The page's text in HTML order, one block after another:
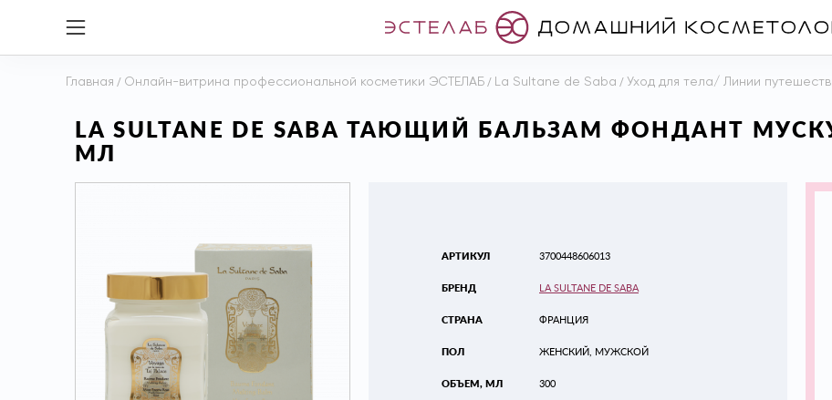
Главная / Онлайн-витрина профессиональной косметики ЭСТЕЛАБ / La Sultane de Saba / Уход для тела/ Линии
LA SULTANE DE SABA ТАЮЩИЙ БАЛЬЗАМ ФОНДАНТ
МЛ
АРТИКУЛ
БРЕНД
СТРАНА
ПОЛ
ОБЪЕМ, МЛ
3700448606013
LA SULTANE DE SABA
ФРАНЦИЯ
ЖЕНСКИЙ, МУЖСКОЙ
300